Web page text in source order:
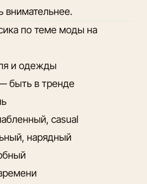
внимательнее.
по теме моды на
и одежды
быть в тренде
casual
нарядный